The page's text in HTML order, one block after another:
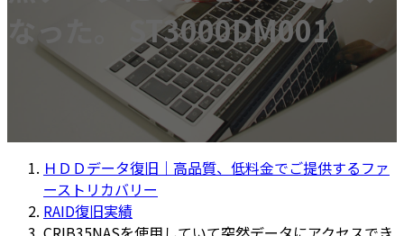
なった。 ST3000DM001
ＨＤＤデータ復旧｜高品質、低料金でご提供するファ
ーストリカバリー
RAID復旧実績